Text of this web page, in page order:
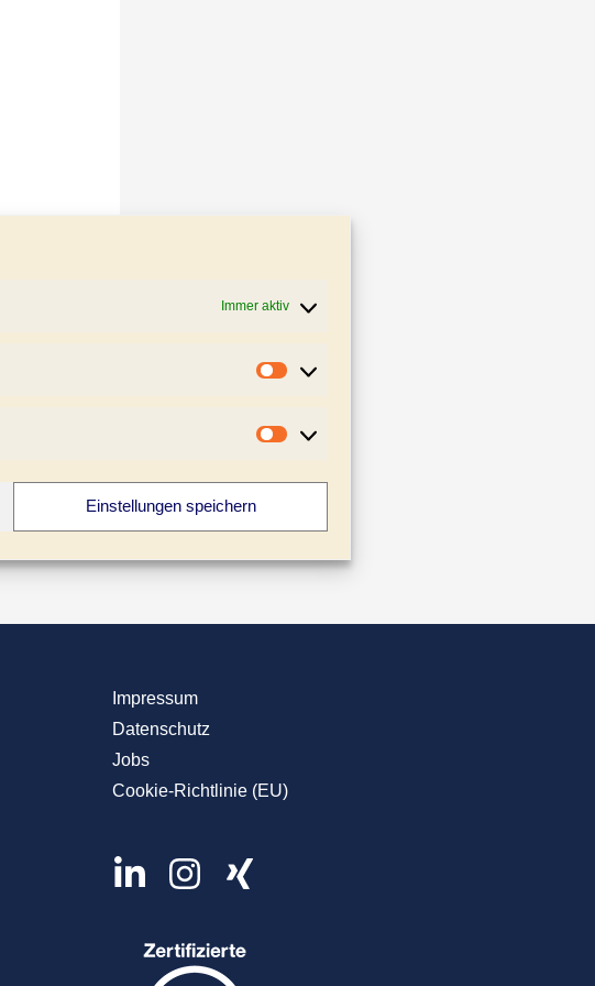
Immer aktiv
Statistiken
Marketing
Einstellungen speichern
Impressum
Datenschutz
Jobs
Cookie-Richtlinie (EU)